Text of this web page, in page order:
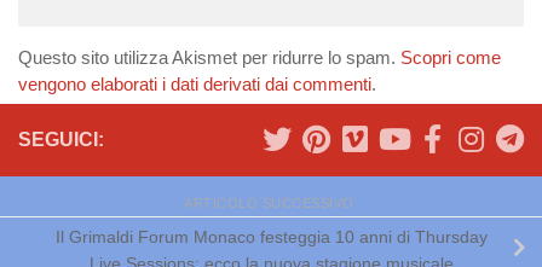
Questo sito utilizza Akismet per ridurre lo spam. Scopri come
vengono elaborati i dati derivati dai commenti.
SEGUICI:
ARTICOLO SUCCESSIVO
Il Grimaldi Forum Monaco festeggia 10 anni di Thursday
Live Sessions: ecco la nuova stagione musicale